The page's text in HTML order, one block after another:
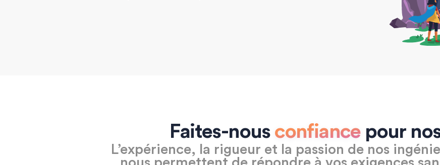
Faites-nous confiancepour
L’expérience, la rigueur et la passion de nos